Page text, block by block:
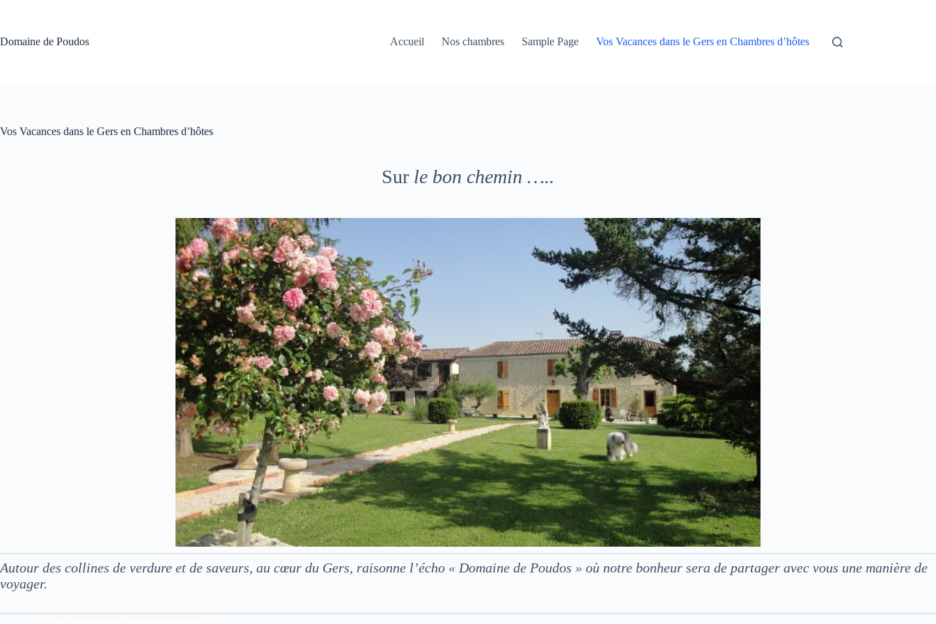
Domaine de Poudos
Accueil Nos chambres Sample Page Vos Vacances dans le Gers en Chambres d’hôtes
Vos Vacances dans le Gers en Chambres d’hôtes
Sur le bon chemin …..
Autour des collines de verdure et de saveurs, au cœur du Gers, raisonne l’écho « Domaine de Poudos » où notre bonheur sera de partager avec vous une manière de
voyager.